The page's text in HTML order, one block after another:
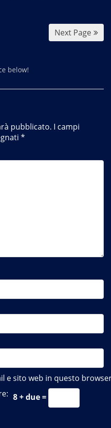
Next Page
below!
pubblicato. I campi
*
e sito web in questo
8 + due =